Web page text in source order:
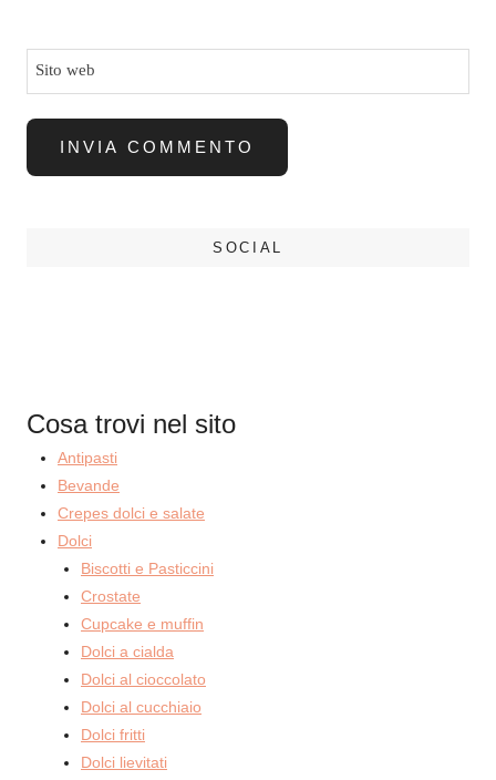
Sito web
SOCIAL
Cosa trovi nel sito
Antipasti
Bevande
Crepes dolci e salate
Dolci
Biscotti e Pasticcini
Crostate
Cupcake e muffin
Dolci a cialda
Dolci al cioccolato
Dolci al cucchiaio
Dolci fritti
Dolci lievitati